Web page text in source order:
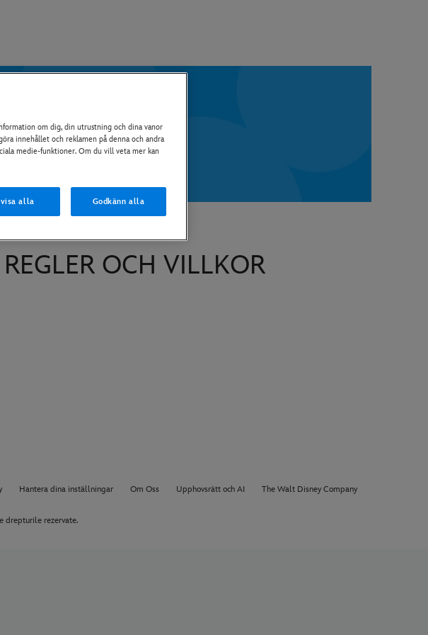
OCH VILLKOR
Hantera dina inställningar Om Oss Upphovsrätt och AI The Walt Disney Company
drepturile rezervate.
om dig, din utrustning och dina vanor
innehållet och reklamen på denna och andra
medie-funktioner. Om du vill veta mer kan
alla Godkänn alla